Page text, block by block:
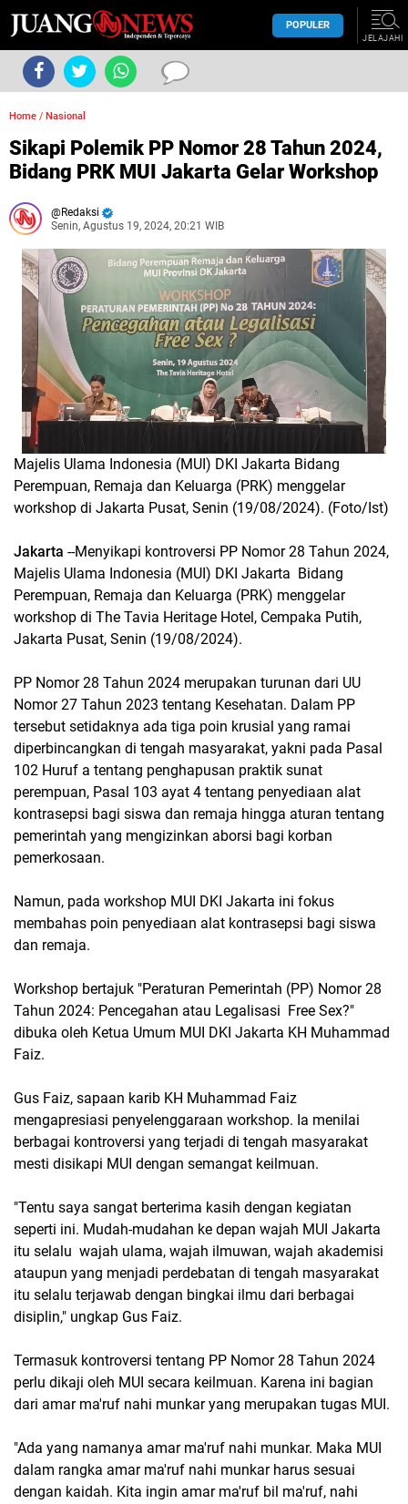
POPULER
JELAJAHI
Home / Nasional
Sikapi Polemik PP Nomor 28 Tahun 2024,
Bidang PRK MUI Jakarta Gelar Workshop
Redaksi
Senin, Agustus 19, 2024, 20:21 WIB
Majelis Ulama Indonesia (MUI) DKI Jakarta Bidang
Perempuan, Remaja dan Keluarga (PRK) menggelar
workshop di Jakarta Pusat, Senin (19/08/2024). (Foto/Ist)
Jakarta --Menyikapi kontroversi PP Nomor 28 Tahun 2024,
Majelis Ulama Indonesia (MUI) DKI Jakarta Bidang
Perempuan, Remaja dan Keluarga (PRK) menggelar
workshop di The Tavia Heritage Hotel, Cempaka Putih,
Jakarta Pusat, Senin (19/08/2024).
PP Nomor 28 Tahun 2024 merupakan turunan dari UU
Nomor 27 Tahun 2023 tentang Kesehatan. Dalam PP
tersebut setidaknya ada tiga poin krusial yang ramai
diperbincangkan di tengah masyarakat, yakni pada Pasal
102 Huruf a tentang penghapusan praktik sunat
perempuan, Pasal 103 ayat 4 tentang penyediaan alat
kontrasepsi bagi siswa dan remaja hingga aturan tentang
pemerintah yang mengizinkan aborsi bagi korban
pemerkosaan.
Namun, pada workshop MUI DKI Jakarta ini fokus
membahas poin penyediaan alat kontrasepsi bagi siswa
dan remaja.
Workshop bertajuk "Peraturan Pemerintah (PP) Nomor 28
Tahun 2024: Pencegahan atau Legalisasi Free Sex?"
dibuka oleh Ketua Umum MUI DKI Jakarta KH Muhammad
Faiz.
Gus Faiz, sapaan karib KH Muhammad Faiz
mengapresiasi penyelenggaraan workshop. Ia menilai
berbagai kontroversi yang terjadi di tengah masyarakat
mesti disikapi MUI dengan semangat keilmuan.
"Tentu saya sangat berterima kasih dengan kegiatan
seperti ini. Mudah-mudahan ke depan wajah MUI Jakarta
itu selalu wajah ulama, wajah ilmuwan, wajah akademisi
ataupun yang menjadi perdebatan di tengah masyarakat
itu selalu terjawab dengan bingkai ilmu dari berbagai
disiplin," ungkap Gus Faiz.
Termasuk kontroversi tentang PP Nomor 28 Tahun 2024
perlu dikaji oleh MUI secara keilmuan. Karena ini bagian
dari amar ma'ruf nahi munkar yang merupakan tugas MUI.
"Ada yang namanya amar ma'ruf nahi munkar. Maka MUI
dalam rangka amar ma'ruf nahi munkar harus sesuai
dengan kaidah. Kita ingin amar ma'ruf bil ma'ruf, nahi